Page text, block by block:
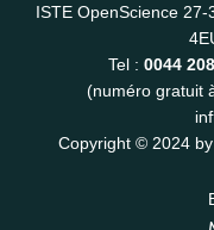
ISTE OpenScience
Tel : 0044
(numéro gratuit
Copyright © 2024